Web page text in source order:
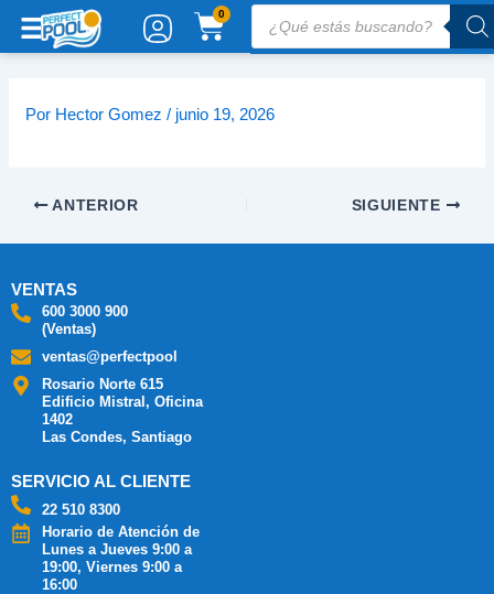
0
CARRITO
productos
Por Hector Gomez/ junio 19, 2026
ANTERIOR SIGUIENTE
VENTAS
600 3000 900
(Ventas)
ventas@perfectpool
Rosario Norte 615
Edificio Mistral, Oficina
1402
Las Condes, Santiago
SERVICIO AL CLIENTE
22 510 8300
Horario de Atención de
Lunes a Jueves 9:00 a
19:00, Viernes 9:00 a
16:00